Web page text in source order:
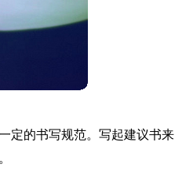
定的书写规范。写起建议书来